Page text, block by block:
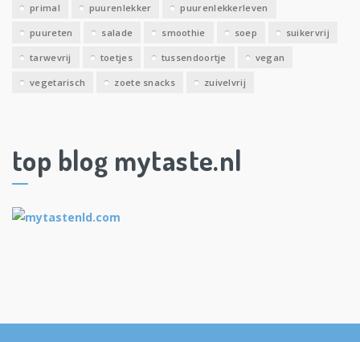
primal puurenlekker puurenlekkerleven
puureten salade smoothie soep suikervrij
tarwevrij toetjes tussendoortje vegan
vegetarisch zoete snacks zuivelvrij
top blog mytaste.nl